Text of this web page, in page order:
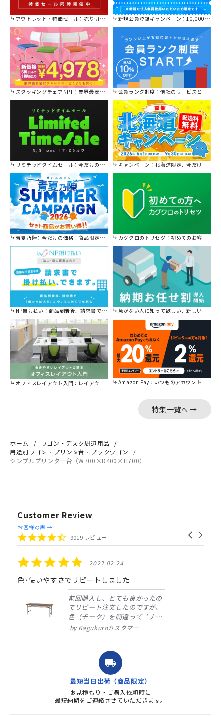
アウトレット・特価セール：売り切れ御免の特別価格！ 新規会員登録キャンペーン：10,000円OFFクーポン進呈中！
スタッキングチェアNPT：業界最安値に挑戦！ 会員ランク制度：他社のサービスと比較してください。
リミテッドタイムセール：今だけの限定セール。 キャンペーン：北海道限定、今だけ送料無料！
青夏乃陣：今だけの価格！商品限定セール開催中です。 カグクロのトリセツ：初めてのお客様はこちら。
NP掛け払い：商品到着後、請求書で後から払えます。 急がない人に知って欲しい、新しい割引を始めました。
オフィスレイアウト入門：レイアウトの基本をご紹介。 Amazon Pay：いつものアカウントで簡単に決済可能。
特集一覧へ →
ホーム
ワゴン・デスク周辺用品
用途別ワゴン・プリンタ台・ブックワゴン
シンプルプリンター台（W700×D400×H700）
Customer Review
Reviews
carousel
Carousel
arrows
4.4
star
9019 レビュー
お客様の声 →
5.0
star
rating
2022-02-24
色･使いやすさでリピートしました
前回購入し、とても良かったの
でリピート注文したのですが、
色（チーク）を間違って「ナチ
ュラル」としてしまいました。
ました。商品到着も早く、品
質・使いやすさで満足していま
す。また、リピートするときは
よろしくお...
Kagukuroカスタマー
local_shipping
最短当日出荷（商品限定）
お見積もり・ご購入依頼時に
最短納期をご連絡させていただきます。